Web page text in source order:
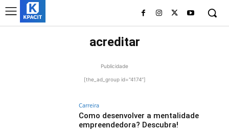
acreditar
Publicidade
[the_ad_group id="4174"]
Carreira
Como desenvolver a mentalidade
empreendedora? Descubra!